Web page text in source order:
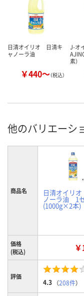
日清オイリオ 日清キ
ャノーラ油
￥440～（税込）
J-オ
素）
他のバリエーシ
商品名 日清オイリ
ノーラ油 1
(1000g×2本)
価格
(税込)
評価
4.3 （208件）